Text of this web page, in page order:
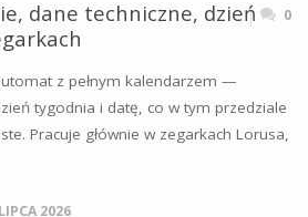
dane techniczne, dzień
0
z pełnym kalendarzem —
tygodnia i datę, co w tym przedziale
Pracuje głównie w zegarkach Lorusa,
2026